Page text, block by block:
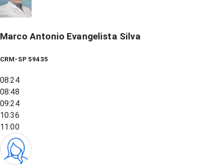
Marco Antonio Evangelista Silva
CRM-SP 59435
08:24
08:48
09:24
10:36
11:00